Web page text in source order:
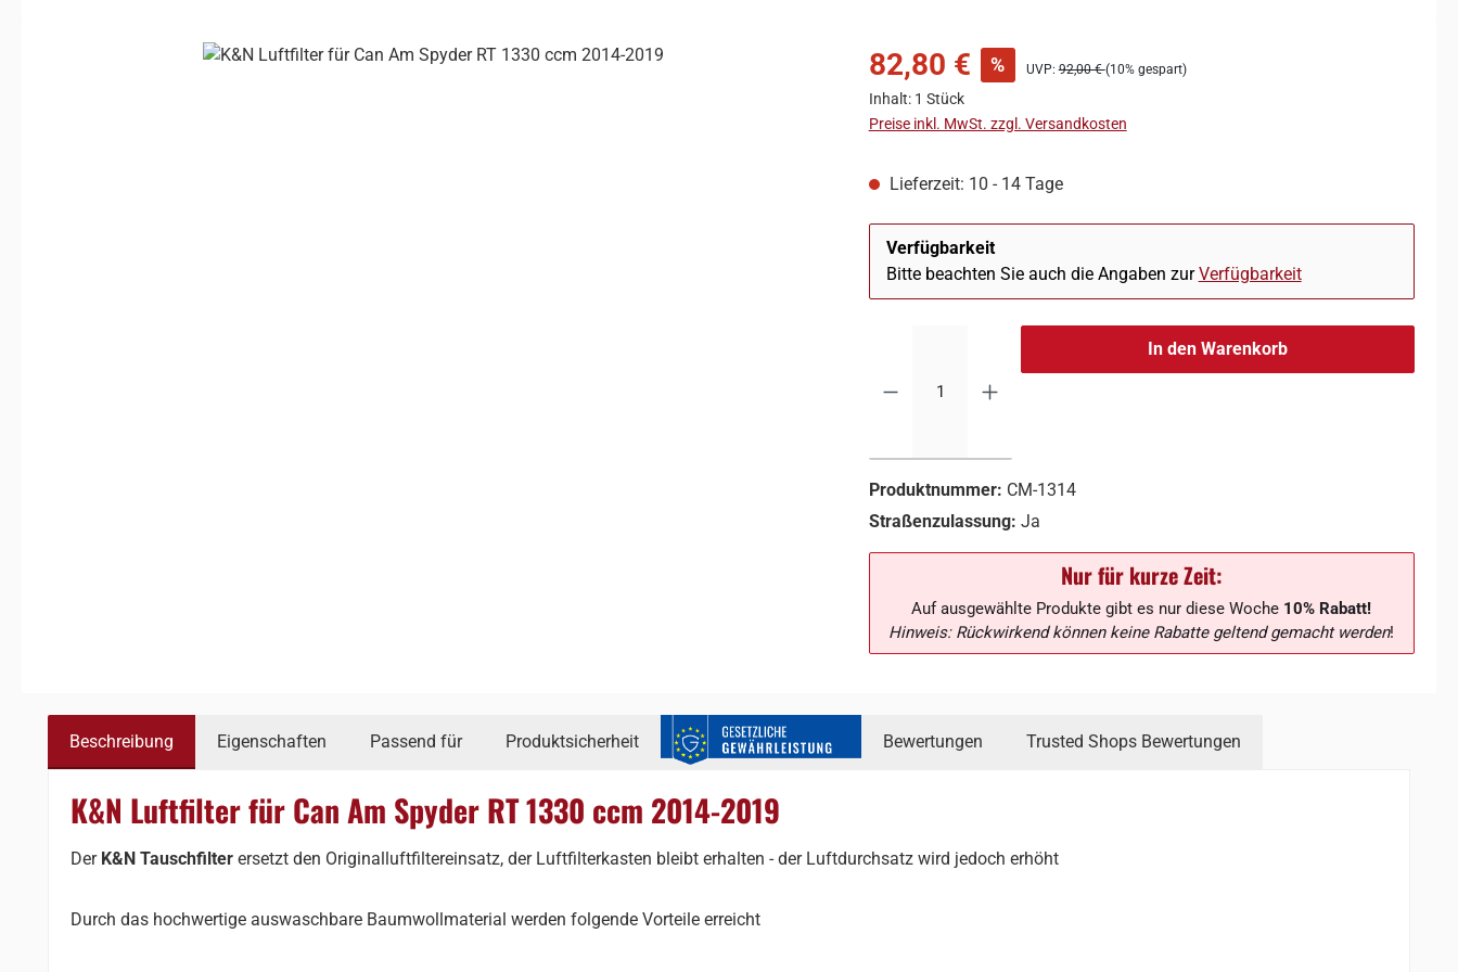
Bildergalerie überspringen 82,80 € % UVP:92,00 €(10% gespart)
Inhalt: 1 Stück
Preise inkl. MwSt. zzgl. Versandkosten
Lieferzeit: 10 - 14 Tage
Verfügbarkeit
Bitte beachten Sie auch die Angaben zurVerfügbarkeit
In den Warenkorb
Produktnummer: CM-1314
Straßenzulassung: Ja
Nur für kurze Zeit:
Auf ausgewählte Produkte gibt es nur diese Woche 10% Rabatt!
Hinweis: Rückwirkend können keine Rabatte geltend gemacht werden!
Beschreibung Eigenschaften Passend für Produktsicherheit Bewertungen Trusted Shops Bewertungen
K&N Luftfilter für Can Am Spyder RT 1330 ccm 2014-2019
Der K&N Tauschfilter ersetzt den Originalluftfiltereinsatz, der Luftfilterkasten bleibt erhalten - der Luftdurchsatz wird jedoch erhöht
Durch das hochwertige auswaschbare Baumwollmaterial werden folgende Vorteile erreicht